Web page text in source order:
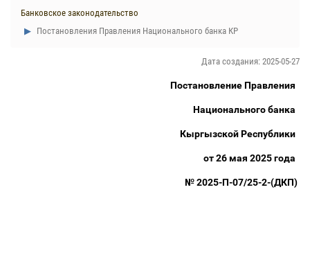
Банковское законодательство
Постановления Правления Национального банка КР
Дата создания: 2025-05-27
Постановление Правления
Национального банка
Кыргызской Республики
от 26 мая 2025 года
№ 2025-П-07/25-2-(ДКП)